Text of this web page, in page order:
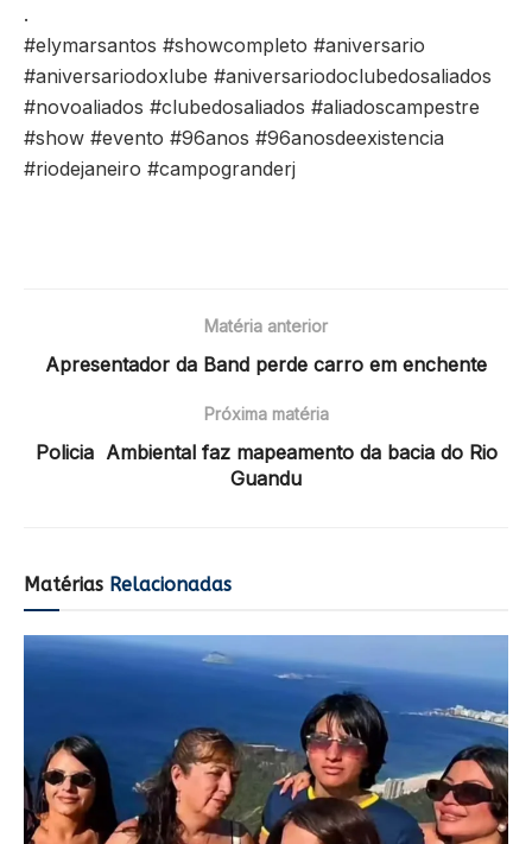
.
#elymarsantos #showcompleto #aniversario
#aniversariodoxlube #aniversariodoclubedosaliados
#novoaliados #clubedosaliados #aliadoscampestre
#show #evento #96anos #96anosdeexistencia
#riodejaneiro #campogranderj
Matéria anterior
Apresentador da Band perde carro em enchente
Próxima matéria
Policia Ambiental faz mapeamento da bacia do Rio
Guandu
Matérias Relacionadas